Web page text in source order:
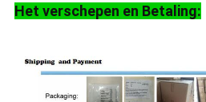
Het verschepen en Betaling: